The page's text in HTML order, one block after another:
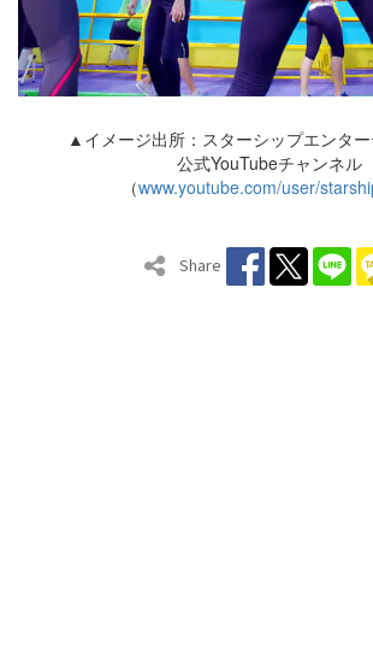
▲イメージ出所：スターシップエンタ
公式YouTubeチャンネル
（www.youtube.com/user/
Share